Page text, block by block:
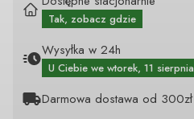
Tak, zobacz gdzie
Wysyłka w 24h
U Ciebie we wtorek, 11 sierpnia
Darmowa dostawa od 300zł